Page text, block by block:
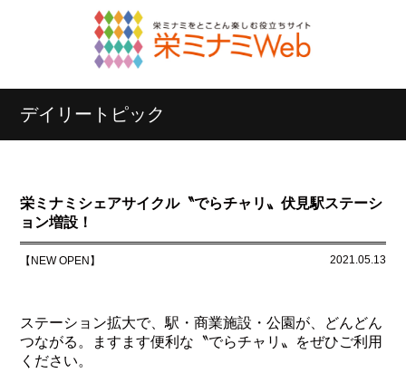
デイリートピック
栄ミナミシェアサイクル〝でらチャリ〟伏見駅ステーシ
ョン増設！
【NEW OPEN】 2021.05.13
ステーション拡大で、駅・商業施設・公園が、どんどん
つながる。ますます便利な〝でらチャリ〟をぜひご利用
ください。